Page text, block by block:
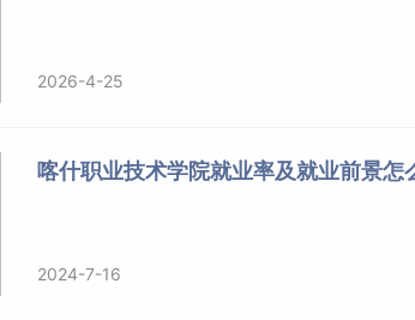
的全部报考材料、个人信息真实准确，若存在
2026-4-25
喀什职业技术学院就业率及就业前景怎
2024-7-16